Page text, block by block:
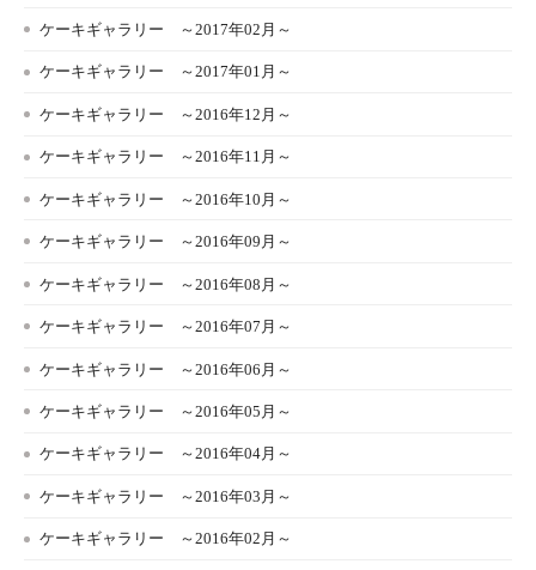
ケーキギャラリー ～2017年02月～
ケーキギャラリー ～2017年01月～
ケーキギャラリー ～2016年12月～
ケーキギャラリー ～2016年11月～
ケーキギャラリー ～2016年10月～
ケーキギャラリー ～2016年09月～
ケーキギャラリー ～2016年08月～
ケーキギャラリー ～2016年07月～
ケーキギャラリー ～2016年06月～
ケーキギャラリー ～2016年05月～
ケーキギャラリー ～2016年04月～
ケーキギャラリー ～2016年03月～
ケーキギャラリー ～2016年02月～